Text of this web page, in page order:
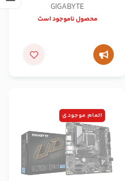
GIGABYTE
محصول ناموجود است
اتمام موجودی